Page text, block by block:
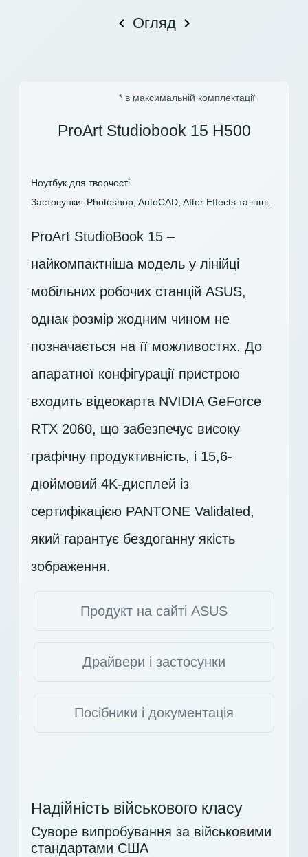
Огляд
* в максимальній комплектації
ProArt Studiobook 15 H500
Ноутбук для творчості
Застосунки: Photoshop, AutoCAD, After Effects та інші.
ProArt StudioBook 15 –
найкомпактніша модель у лінійці
мобільних робочих станцій ASUS,
однак розмір жодним чином не
позначається на її можливостях. До
апаратної конфігурації пристрою
входить відеокарта NVIDIA GeForce
RTX 2060, що забезпечує високу
графічну продуктивність, і 15,6-
дюймовий 4K-дисплей із
сертифікацією PANTONE Validated,
який гарантує бездоганну якість
зображення.
Продукт на сайті ASUS
Драйвери і застосунки
Посібники і документація
Надійність військового класу
Суворе випробування за військовими
стандартами США